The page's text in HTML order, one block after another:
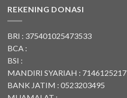
REKENING DONASI
BRI : 375401025473533
BCA :
BSI :
MANDIRI SYARIAH : 7146125217
BANK JATIM : 0523203495